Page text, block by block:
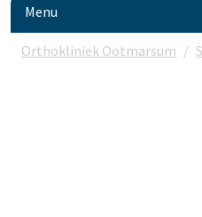
Menu
Orthokliniek Ootmarsum